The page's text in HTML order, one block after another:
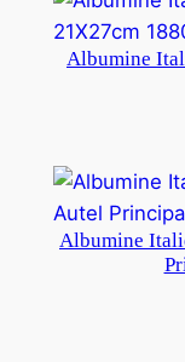
Albumine
Albumine